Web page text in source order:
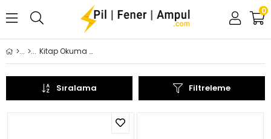
0
Kitap Okuma Lambaları
Filtreleme
Sıralama